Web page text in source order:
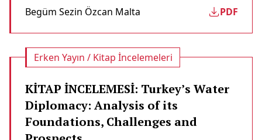
Begüm Sezin Özcan Malta PDF
Erken Yayın / Kitap İncelemeleri
KİTAP İNCELEMESİ: Turkey’s Water
Diplomacy: Analysis of its
Foundations, Challenges and